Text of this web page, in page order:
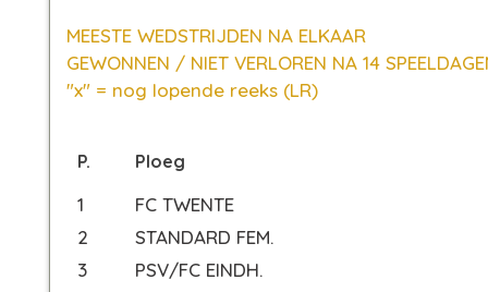
MEESTE WEDSTRIJDEN NA ELKAAR
GEWONNEN / NIET VERLOREN NA 14
"x" = nog lopende reeks (LR)
P. Ploeg
1
FC TWENTE
2
STANDARD FEM.
3
PSV/FC EINDH.